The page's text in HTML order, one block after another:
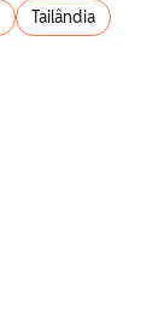
Tailândia